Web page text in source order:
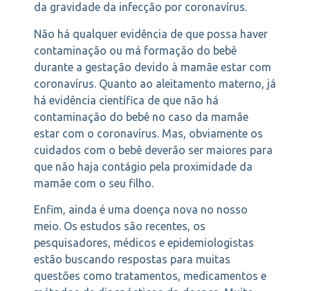
da gravidade da infecção por coronavírus.
Não há qualquer evidência de que possa haver
contaminação ou má formação do bebê
durante a gestação devido à mamãe estar com
coronavírus. Quanto ao aleitamento materno, já
há evidência científica de que não há
contaminação do bebê no caso da mamãe
estar com o coronavírus. Mas, obviamente os
cuidados com o bebê deverão ser maiores para
que não haja contágio pela proximidade da
mamãe com o seu filho.
Enfim, ainda é uma doença nova no nosso
meio. Os estudos são recentes, os
pesquisadores, médicos e epidemiologistas
estão buscando respostas para muitas
questões como tratamentos, medicamentos e